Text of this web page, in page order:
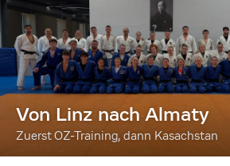
Von Linz nach Almaty
Zuerst OZ-Training, dann Kasachstan